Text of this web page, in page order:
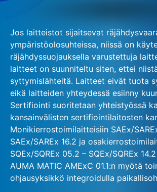
Jos laitteistot sijaitsevat
ympäristöolosuhteissa, niissä on
räjähdyssuojauksella varustettuja
laitteet on suunniteltu siten, ettei
syttymislähteitä. Laitteet eivät tuota
eikä laitteiden yhteydessä esiinny
Sertifiointi suoritetaan yhteistyössä
kansainvälisten sertifiointilaitosten
Monikierrostoimilaitteisiin SAEx/
SAEx/SAREx 16.2 ja
SQEx/SQREx 05.2 – SQEx/SQREx
AUMA MATIC AMExC 01.1:n myötä
ohjausyksikkö integroidulla